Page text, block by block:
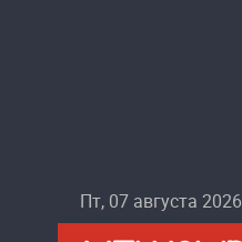
Пт, 07 августа 2026